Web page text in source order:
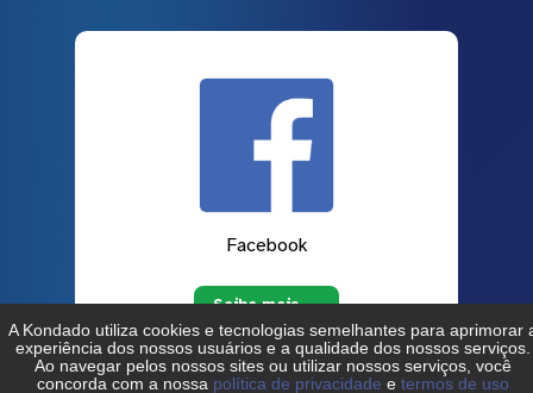
Facebook
Saiba mais →